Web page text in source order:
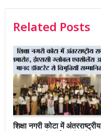
Related Posts
शिक्षा नगरी कोटा में अंतरराष्ट्रीय